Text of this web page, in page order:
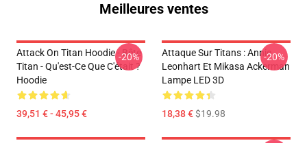
Meilleures ventes
Attack On Titan Hoodie - Bête
Titan - Qu'est-Ce Que C'était ?
Hoodie
39,51 € - 45,95 €
-20%
Attaque Sur Titans : Annie
Leonhart Et Mikasa Ackerman
Lampe LED 3D
18,38 €$19.98
-20%